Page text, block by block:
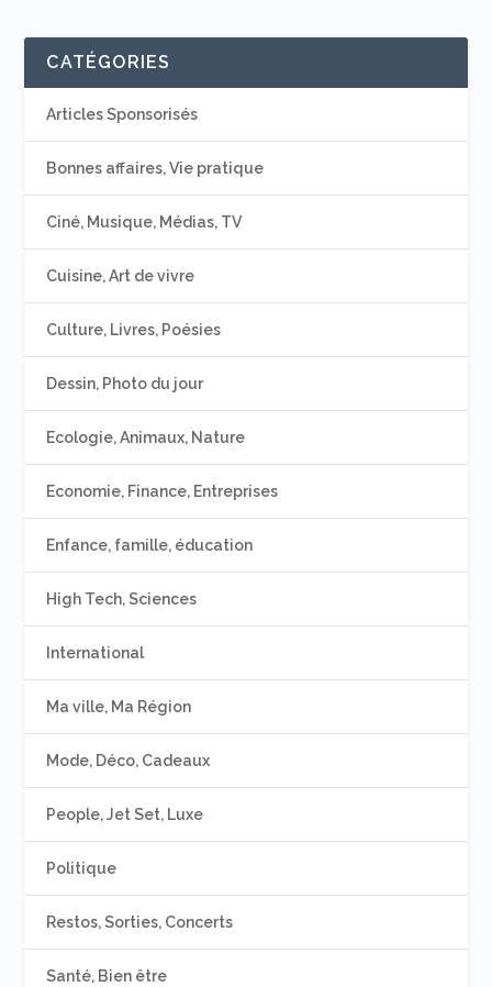
CATÉGORIES
Articles Sponsorisés
Bonnes affaires, Vie pratique
Ciné, Musique, Médias, TV
Cuisine, Art de vivre
Culture, Livres, Poésies
Dessin, Photo du jour
Ecologie, Animaux, Nature
Economie, Finance, Entreprises
Enfance, famille, éducation
High Tech, Sciences
International
Ma ville, Ma Région
Mode, Déco, Cadeaux
People, Jet Set, Luxe
Politique
Restos, Sorties, Concerts
Santé, Bien être